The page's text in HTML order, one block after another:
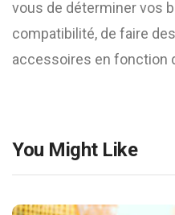
vous de déterminer vos
compatibilité, de faire
accessoires en fonction
You Might Like